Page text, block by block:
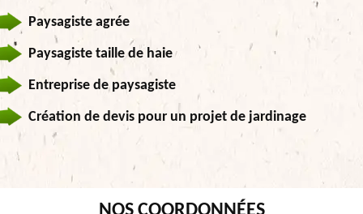
Paysagiste agrée
Paysagiste taille de haie
Entreprise de paysagiste
Création de devis pour un projet de jardinage